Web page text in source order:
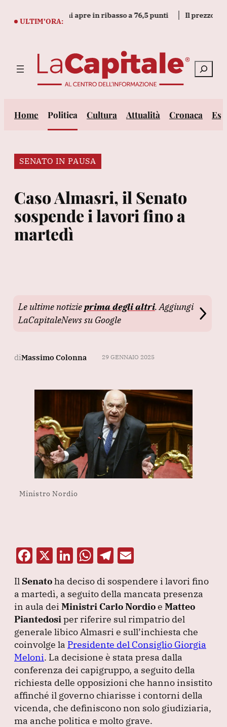
ULTIM’ORA:
e Bund tedeschi apre in ribasso a 76,5 punti Il prezzo
Cerca
Home Politica Cultura Attualità Cronaca
SENATO IN PAUSA
Caso Almasri, il Senato
sospende i lavori fino a
martedì
Le ultime notizieprima degli altri. Aggiungi
LaCapitaleNews su Google
diMassimo Colonna 29 GENNAIO 2025
Ministro Nordio
F
c
e
b
o
o
k
X Li
k
e
dI
n
W
at
s
A
p
p
T
e
gr
a
m
ai
l
Il Senatoha deciso di sospendere i lavori fino
a martedì, a seguito della mancata presenza
in aula dei Ministri Carlo Nordioe Matteo
Piantedosi per riferire sul rimpatrio del
generale libico Almasri e sull’inchiesta che
coinvolge la Presidente del Consiglio Giorgia
Meloni. La decisione è stata presa dalla
conferenza dei capigruppo, a seguito della
richiesta delle opposizioni che hanno insistito
affinché il governo chiarisse i contorni della
vicenda, che definiscono non solo giudiziaria,
ma anche politica e molto grave.